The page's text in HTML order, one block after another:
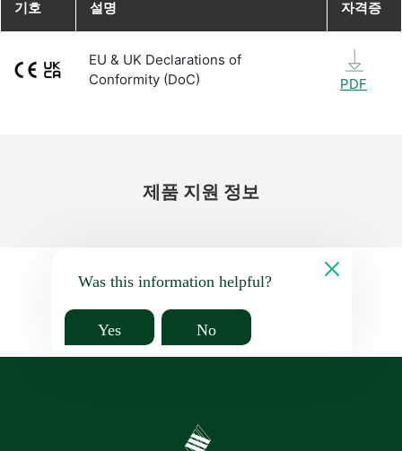
기호 설명 자격증
EU & UK Declarations of
Conformity (DoC)
PDF
제품 지원 정보
Was this information helpful?
Yes No